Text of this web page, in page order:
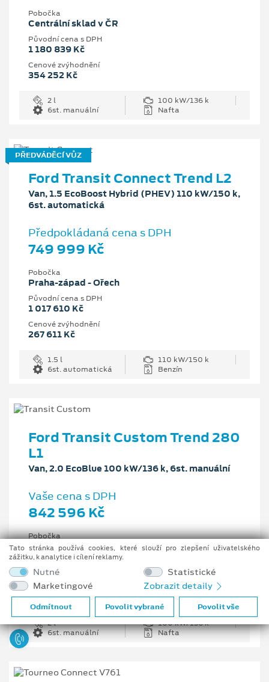
Pobočka
Centrální sklad v ČR
Původní cena s DPH
1 180 839 Kč
Cenové zvýhodnění
354 252 Kč
2 l
100 kW/136 k
6st. manuální
Nafta
PŘEDVÁDĚCÍ VŮZ
Ford Transit Connect Trend L2
Van, 1.5 EcoBoost Hybrid (PHEV) 110 kW/150 k,
6st. automatická
Předpokládaná cena s DPH
749 999 Kč
Pobočka
Praha-západ - Ořech
Původní cena s DPH
1 017 610 Kč
Cenové zvýhodnění
267 611 Kč
1.5 l
110 kW/150 k
6st. automatická
Benzín
Ford Transit Custom Trend 280
L1
Van, 2.0 EcoBlue 100 kW/136 k, 6st. manuální
Vaše cena s DPH
842 596 Kč
Pobočka
Centrální sklad v ČR
Původní cena s DPH
1 203 708 Kč
Cenové zvýhodnění
361 112 Kč
2 l
100 kW/136 k
6st. manuální
Nafta
Tato stránka používá cookies, které slouží pro zlepšení uživatelského
zážitku, k analytice i cílení reklamy.
Nutné
Statistické
Marketingové
Zobrazit detaily
Odmítnout Povolit vybrané Povolit vše